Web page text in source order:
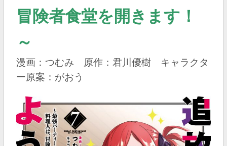
冒険者食堂を開きます！
～
漫画：つむみ 原作：君川優樹 キャラクタ
ー原案：がおう